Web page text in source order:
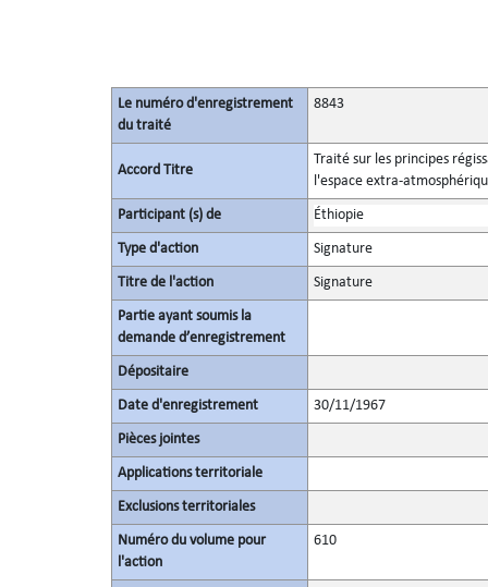
Le numéro d'enregistrement
du traité
8843
Accord Titre
Traité sur les principes
l'espace extra-
Participant (s) de Éthiopie
Type d'action Signature
Titre de l'action Signature
Partie ayant soumis la
demande d’enregistrement
Dépositaire
Date d'enregistrement 30/11/1967
Pièces jointes
Applications territoriale
Exclusions territoriales
Numéro du volume pour
l'action
610